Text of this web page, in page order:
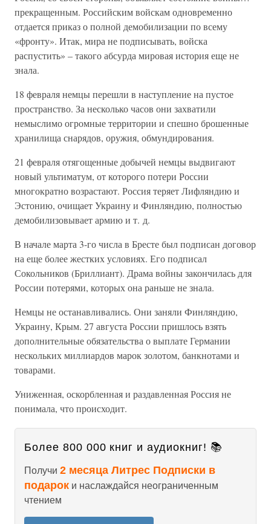
прекращенным. Российским войскам одновременно
отдается приказ о полной демобилизации по всему
«фронту». Итак, мира не подписывать, войска
распустить» – такого абсурда мировая история еще не
знала.
18 февраля немцы перешли в наступление на пустое
пространство. За несколько часов они захватили
немыслимо огромные территории и спешно брошенные
хранилища снарядов, оружия, обмундирования.
21 февраля отягощенные добычей немцы выдвигают
новый ультиматум, от которого потери России
многократно возрастают. Россия теряет Лифляндию и
Эстонию, очищает Украину и Финляндию, полностью
демобилизовывает армию и т. д.
В начале марта 3-го числа в Бресте был подписан договор
на еще более жестких условиях. Его подписал
Сокольников (Бриллиант). Драма войны закончилась для
России потерями, которых она раньше не знала.
Немцы не останавливались. Они заняли Финляндию,
Украину, Крым. 27 августа России пришлось взять
дополнительные обязательства о выплате Германии
нескольких миллиардов марок золотом, банкнотами и
товарами.
Униженная, оскорбленная и раздавленная Россия не
понимала, что происходит.
Более 800 000 книг и аудиокниг! 📚
Получи 2 месяца Литрес Подписки в
подарок и наслаждайся неограниченным
чтением